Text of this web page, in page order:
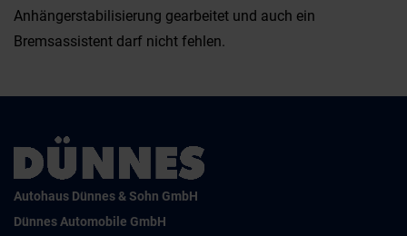
Anhängerstabilisierung gearbeitet und auch ein
Bremsassistent darf nicht fehlen.
Autohaus Dünnes & Sohn GmbH
Dünnes Automobile GmbH